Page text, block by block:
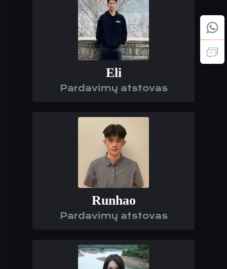
Eli
Pardavimų atstovas
Runhao
Pardavimų atstovas